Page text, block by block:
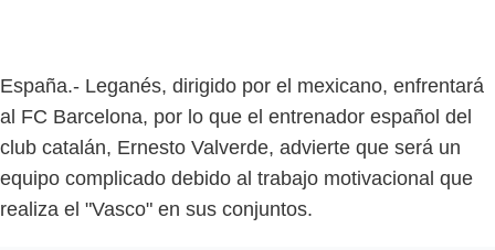
España.- Leganés, dirigido por el mexicano, enfrentará
al FC Barcelona, por lo que el entrenador español del
club catalán, Ernesto Valverde, advierte que será un
equipo complicado debido al trabajo motivacional que
realiza el "Vasco" en sus conjuntos.